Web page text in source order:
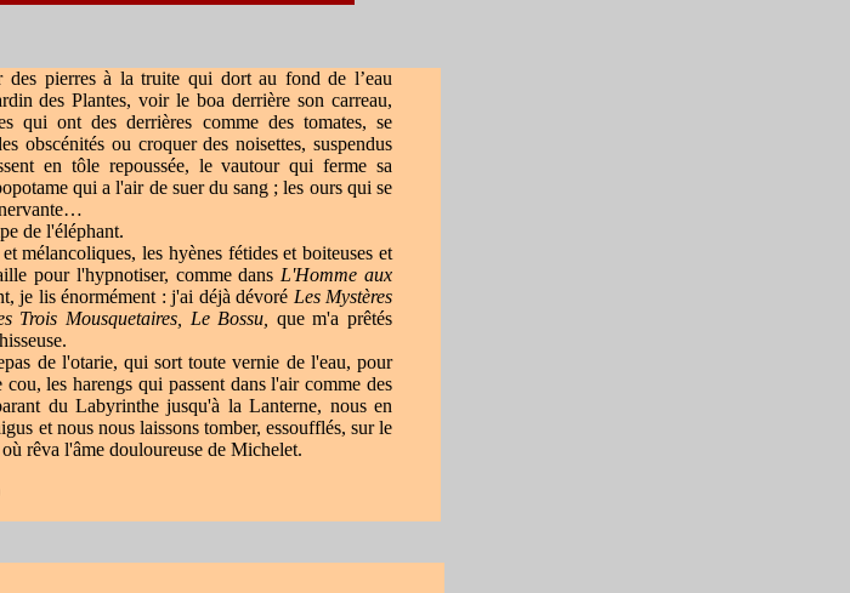
pierres à la truite qui dort au fond de l’eau
des Plantes, voir le boa derrière son carreau,
qui ont des derrières comme des tomates, se
obscénités ou croquer des noisettes, suspendus
en tôle repoussée, le vautour qui ferme sa
qui a l'air de suer du sang ; les ours qui se
de l'éléphant.
mélancoliques, les hyènes fétides et boiteuses et
pour l'hypnotiser, comme dans L'Homme aux
je lis énormément : j'ai déjà dévoré Les Mystères
Trois Mousquetaires, Le Bossu, que m'a prêtés
de l'otarie, qui sort toute vernie de l'eau, pour
les harengs qui passent dans l'air comme des
du Labyrinthe jusqu'à la Lanterne, nous en
et nous nous laissons tomber, essoufflés, sur le
rêva l'âme douloureuse de Michelet.